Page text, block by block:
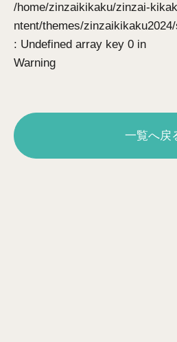
Warning
: Undefined array key 0 in
/home/zinzaikikaku/zinzai-
ntent/themes/
一覧へ戻